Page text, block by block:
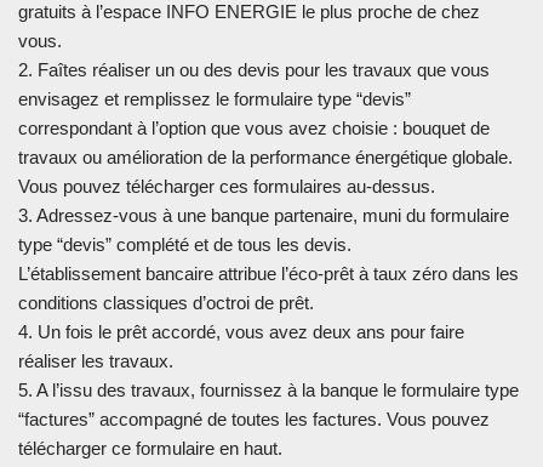
gratuits à l’espace INFO ENERGIE le plus proche de chez
vous.
2. Faîtes réaliser un ou des devis pour les travaux que vous
envisagez et remplissez le formulaire type “devis”
correspondant à l’option que vous avez choisie : bouquet de
travaux ou amélioration de la performance énergétique globale.
Vous pouvez télécharger ces formulaires au-dessus.
3. Adressez-vous à une banque partenaire, muni du formulaire
type “devis” complété et de tous les devis.
L’établissement bancaire attribue l’éco-prêt à taux zéro dans les
conditions classiques d’octroi de prêt.
4. Un fois le prêt accordé, vous avez deux ans pour faire
réaliser les travaux.
5. A l’issu des travaux, fournissez à la banque le formulaire type
“factures” accompagné de toutes les factures. Vous pouvez
télécharger ce formulaire en haut.